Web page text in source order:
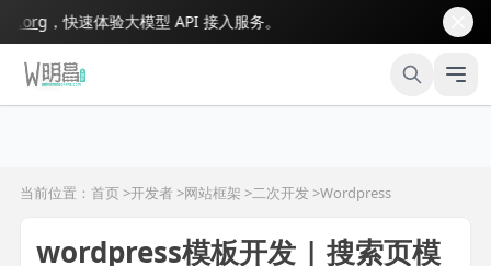
，快速体验大模型 API 接入服务。
当前位置：首页 >开发者 >网站框架 >二次开发>Wordpress
wordpress模板开发 | 搜索页模